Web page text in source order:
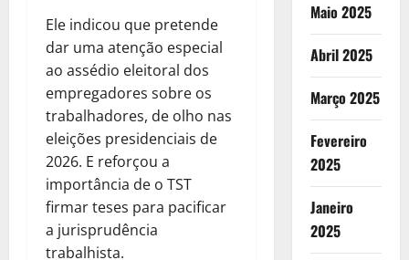
Ele indicou que pretende
dar uma atenção especial
ao assédio eleitoral dos
empregadores sobre os
trabalhadores, de olho nas
eleições presidenciais de
2026. E reforçou a
importância de o TST
firmar teses para pacificar
a jurisprudência
trabalhista.
Maio 2025
Abril 2025
Março 2025
Fevereiro
2025
Janeiro
2025